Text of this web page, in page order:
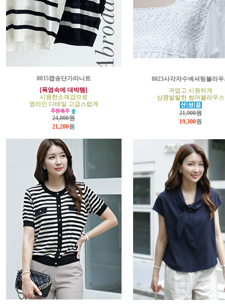
8035캡송단가라니트
[폭염속에 대박템]
시원한소재감으로
옆라인 디테일 고급스럽게
24,000원
21,200원
8023사각자수넥셔링블라우
귀엽고 시원하게
상큼발랄한 썸머블라우스
21,900원
19,300원